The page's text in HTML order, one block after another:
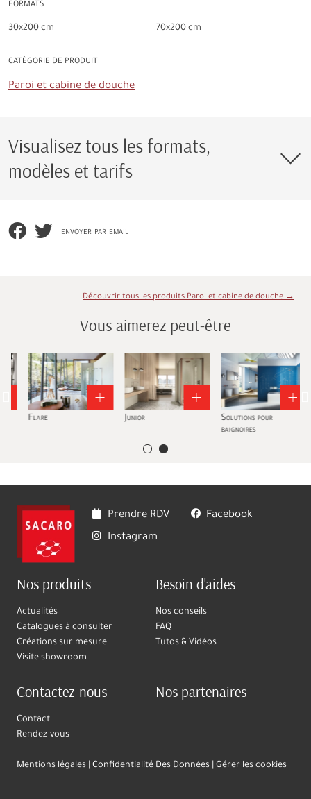
FORMATS
30x200 cm 70x200 cm
CATÉGORIE DE PRODUIT
Paroi et cabine de douche
Visualisez tous les formats,
modèles et tarifs
envoyer par email
Découvrir tous les produits Paroi et cabine de douche →
Vous aimerez peut-être
Flare Junior
Solutions pour
baignoires
Prendre RDV
Facebook
Instagram
Nos produits
Actualités
Catalogues à consulter
Créations sur mesure
Visite showroom
Besoin d'aides
Nos conseils
FAQ
Tutos & Vidéos
Contactez-nous
Contact
Rendez-vous
Nos partenaires
Mentions légales Confidentialité Des Données Gérer les cookies